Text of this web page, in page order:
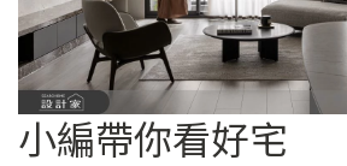
小編帶你看好宅